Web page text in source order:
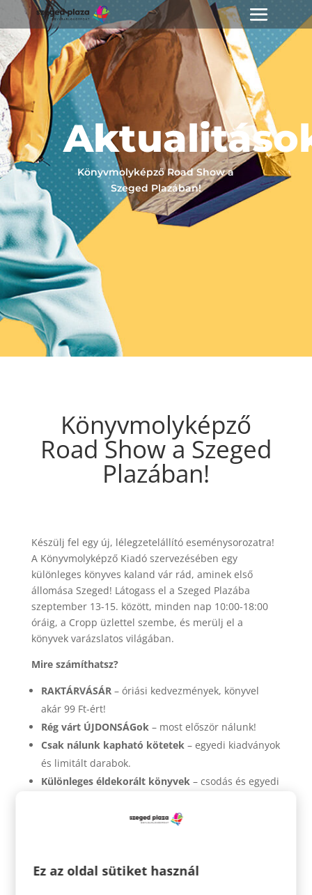
Könyvmolyképző Road Show a
Szeged Plazában!
Könyvmolyképző
Road Show a Szeged
Plazában!
Készülj fel egy új, lélegzetelállító eseménysorozatra!
A Könyvmolyképző Kiadó szervezésében egy
különleges könyves kaland vár rád, aminek első
állomása Szeged! Látogass el a Szeged Plazába
szeptember 13-15. között, minden nap 10:00-18:00
óráig, a Cropp üzlettel szembe, és merülj el a
könyvek varázslatos világában.
Mire számíthatsz?
RAKTÁRVÁSÁR– óriási kedvezmények, könyvel
akár 99 Ft-ért!
Rég várt ÚJDONSÁGok– most először nálunk!
Csak nálunk kapható kötetek– egyedi kiadványok
és limitált darabok.
Különleges éldekorált könyvek– csodás és egyedi
Szépséghibás és sérült könyvek
Ez az oldal sütiket használ